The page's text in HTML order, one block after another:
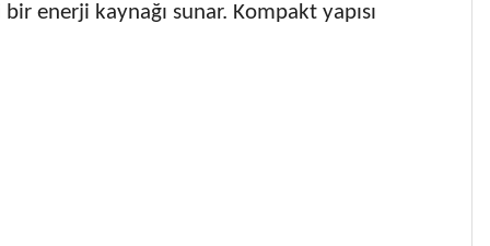
enerji kaynağı sunar. Kompakt yapısı